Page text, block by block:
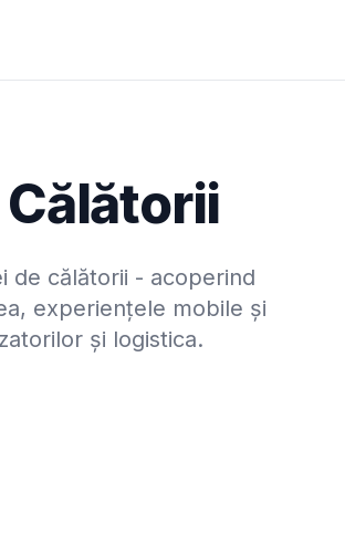
de călătorii - acoperind
experiențele mobile și
și logistica.